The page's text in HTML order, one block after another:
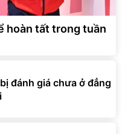
hoàn tất trong tuần
đánh giá chưa ở đẳng